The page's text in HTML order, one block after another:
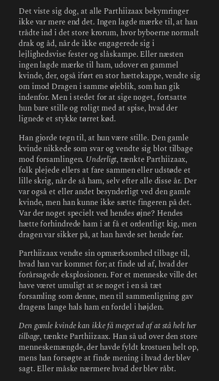
Det viste sig dog, at alle Parthiizaax bekymringer
ikke var mere end det. Ingen lagde mærke til, at han
trådte ind i det store krorum, hvor byboerne normalt
drak og åd, når de ikke engagerede sig i
lejlighedsvise fester og slåskampe. Eller næsten
ingen lagde mærke til ham, udover en gammel
kvinde, der, også iført en stor hættekappe, vendte sig
om imod Dragen i samme øjeblik, som han gik
indenfor. Men i stedet for at sige noget, fortsatte
hun bare stille og roligt med at spise, hvad der
lignede et stykke tørret kød.
Han gjorde tegn til, at hun være stille. Den gamle
kvinde nikkede som svar og vendte sig blot tilbage
mod forsamlingen. Underligt, tænkte Parthiizaax,
folk plejede ellers at fare sammen eller udstøde et
lille skrig, når de så ham, selv efter alle disse år. Der
var også et eller andet besynderligt ved den gamle
kvinde, men han kunne ikke sætte fingeren på det.
Var der noget specielt ved hendes øjne? Hendes
hætte forhindrede ham i at få et ordentligt kig, men
dragen var sikker på, at han havde set hende før.
Parthiizaax vendte sin opmærksomhed tilbage til,
hvad han var kommet for; at finde ud af, hvad der
forårsagede eksplosionen. For et menneske ville det
have været umuligt at se noget i en så tæt
forsamling som denne, men til sammenligning gav
dragens lange hals ham en fordel i højden.
Den gamle kvinde kan ikke få meget ud af at stå helt her
tilbage, tænkte Parthiizaax. Han så ud over den store
menneskemængde, der havde fyldt krostuen helt op,
mens han forsøgte at finde mening i hvad der blev
sagt. Eller måske nærmere hvad der blev råbt.